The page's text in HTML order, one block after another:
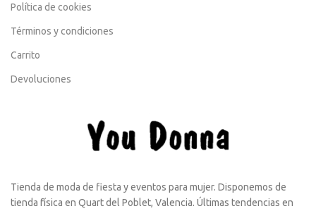
Política de cookies
Términos y condiciones
Carrito
Devoluciones
Tienda de moda de fiesta y eventos para mujer. Disponemos de
tienda física en Quart del Poblet, Valencia. Últimas tendencias en